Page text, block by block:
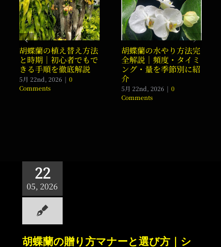
胡蝶蘭の植え替え方法
と時期｜初心者でもで
きる手順を徹底解説
5月 22nd, 2026 | 0
Comments
胡蝶蘭の水やり方法完
全解説｜頻度・タイミ
ング・量を季節別に紹
介
5月 22nd, 2026 | 0
Comments
22
05, 2026
胡蝶蘭の贈り方マナーと選び方｜シ